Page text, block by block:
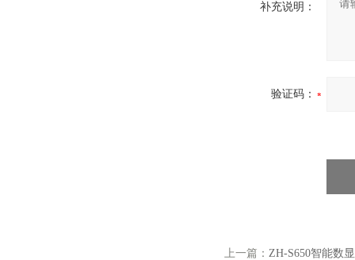
补充说明：
验证码：
上一篇： ZH-S650智能数